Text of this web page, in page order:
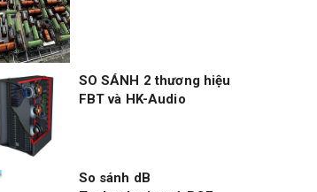
SO SÁNH 2 thương hiệu
FBT và HK-Audio
So sánh dB